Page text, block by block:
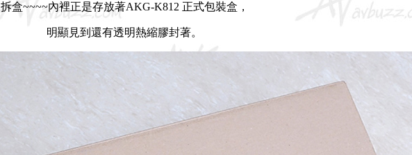
拆盒~~~~內裡正是存放著AKG-K812 正式包裝盒，
明顯見到還有透明熱縮膠封著。